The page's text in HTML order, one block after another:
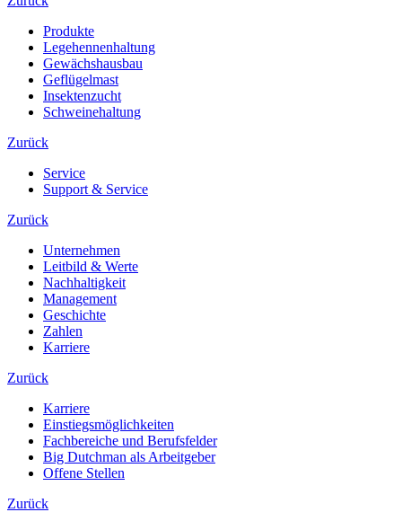
Produkte
Legehennenhaltung
Gewächshausbau
Geflügelmast
Insektenzucht
Schweinehaltung
Zurück
Service
Support & Service
Zurück
Unternehmen
Leitbild & Werte
Nachhaltigkeit
Management
Geschichte
Zahlen
Karriere
Zurück
Karriere
Einstiegsmöglichkeiten
Fachbereiche und Berufsfelder
Big Dutchman als Arbeitgeber
Offene Stellen
Zurück